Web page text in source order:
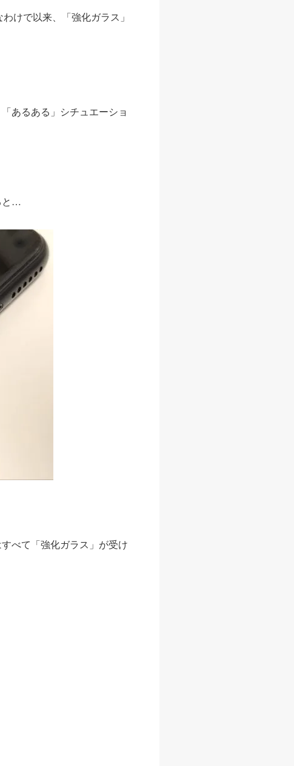
けで以来、「強化ガラス」
あるある」シチュエーショ
と…
べて「強化ガラス」が受け